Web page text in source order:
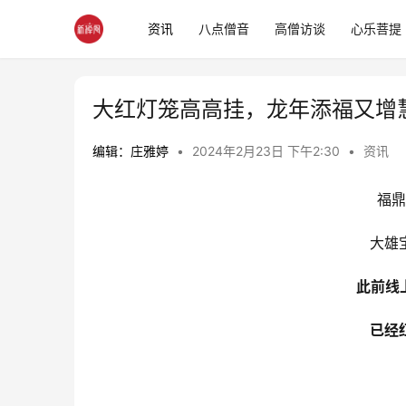
资讯 八点僧音 高僧访谈 心乐菩提
大红灯笼高高挂，龙年添福又
编辑：庄雅婷 • 2024年2月23日 下午2:30 • 资讯
福
大雄
此前线
已经